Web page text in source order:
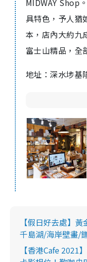
MIDWAY Shop
具特色，予人猶
本，店內大約九
富士山精品，全
地址：深水埗基
【假日好去處】
千島湖/海岸壁畫/
【香港Cafe 2021